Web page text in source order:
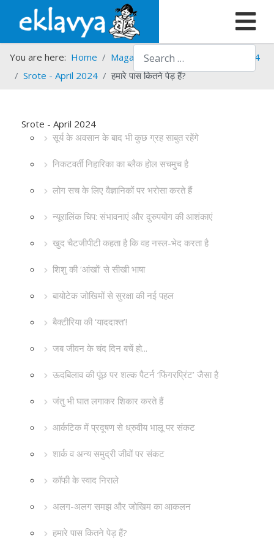
Search
You are here: Home Magazines Srote
Srote - 2024
Srote - April 2024
हमारे पास कितने पेड़ हैं?
Srote - April 2024
सूर्य के अवसान के बाद भी कुछ ग्रह साबुत रहेंगे
निकटवर्ती निहारिका का ब्लैक होल सचमुच है
लोग सच के लिए वैज्ञानिकों पर भरोसा करते हैं
न्यूरालिंक चिप: संभावनाएं और दुरुपयोग की आशंकाएं
खुद चैटजीपीटी कहता है कि वह नस्ल-भेद करता है
शिशु की ‘आंखों’ से सीखी भाषा
बायोटेक जोखिमों से सुरक्षा की नई पहल
बैक्टीरिया की ‘याददाश्त’!
जब जीवन के चंद दिन बचें हो...
ऊदबिलाव की पूंछ पर शल्क पैटर्न ‘फिंगरप्रिंट’ जैसा है
जंतु भी घात लगाकर शिकार करते हैं
आर्कटिक में प्रदूषण से ध्रुवीय भालू पर संकट
शार्क व अन्य समुद्री जीवों पर संकट
कॉफी के स्वाद निराले
अलग-अलग समझ और जोखिम का आकलन
हमारे पास कितने पेड़ हैं?